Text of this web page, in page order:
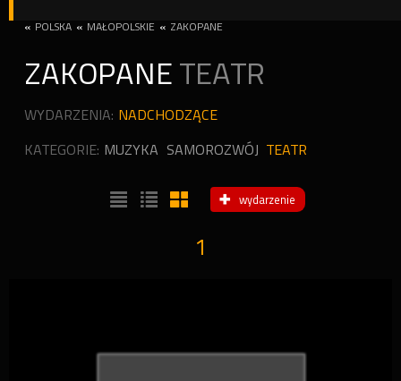
« POLSKA « MAŁOPOLSKIE « ZAKOPANE
ZAKOPANETEATR
WYDARZENIA: NADCHODZĄCE
KATEGORIE: MUZYKA SAMOROZWÓJ TEATR
wydarzenie
1